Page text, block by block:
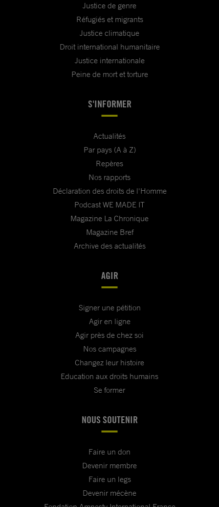
Justice de genre
Réfugiés et migrants
Justice climatique
Droit international humanitaire
Justice internationale
Peine de mort et torture
S'INFORMER
Actualités
Par pays (A à Z)
Repères
Nos rapports
Déclaration des droits de l'Homme
Podcast WE MADE IT
Magazine La Chronique
Magazine Bref
Archive des actualités
AGIR
Signer une pétition
Agir en ligne
Agir près de chez soi
Nos campagnes
Changez leur histoire
Education aux droits humains
Se former
NOUS SOUTENIR
Faire un don
Devenir membre
Faire un legs
Devenir mécène